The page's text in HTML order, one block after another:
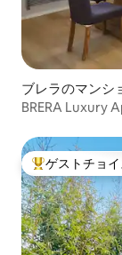
ブレラのマンシ
BRERA Luxury
大好評のゲスト
ゲストチョイ